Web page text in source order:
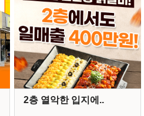
2층 열악한 입지에..